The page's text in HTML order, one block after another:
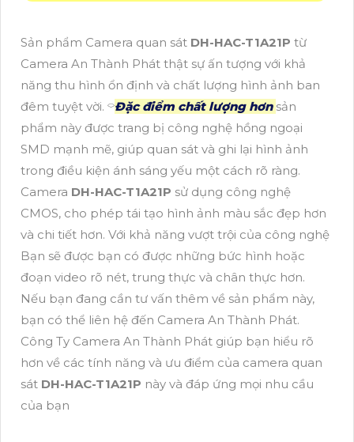
Sản phẩm Camera quan sát DH-HAC-T1A21P từ
Camera An Thành Phát thật sự ấn tượng với khả
năng thu hình ổn định và chất lượng hình ảnh ban
đêm tuyệt vời. ⌔Đặc điểm chất lượng hơn sản
phẩm này được trang bị công nghệ hồng ngoại
SMD mạnh mẽ, giúp quan sát và ghi lại hình ảnh
trong điều kiện ánh sáng yếu một cách rõ ràng.
Camera DH-HAC-T1A21P sử dụng công nghệ
CMOS, cho phép tái tạo hình ảnh màu sắc đẹp hơn
và chi tiết hơn. Với khả năng vượt trội của công nghệ
Bạn sẽ được bạn có được những bức hình hoặc
đoạn video rõ nét, trung thực và chân thực hơn.
Nếu bạn đang cần tư vấn thêm về sản phẩm này,
bạn có thể liên hệ đến Camera An Thành Phát.
Công Ty Camera An Thành Phát giúp bạn hiểu rõ
hơn về các tính năng và ưu điểm của camera quan
sát DH-HAC-T1A21P này và đáp ứng mọi nhu cầu
của bạn